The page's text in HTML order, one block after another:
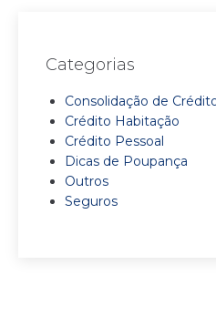
Categorias
Consolidação de
Crédito Habitação
Crédito Pessoal
Dicas de Poupança
Outros
Seguros